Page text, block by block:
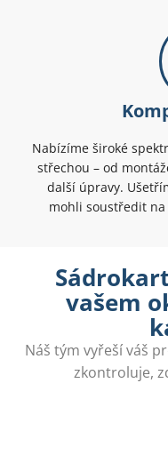
Nabízíme široké
střechou – od
další úpravy.
mohli soustředit
vašem
Náš tým vyřeší váš
zkontroluje,